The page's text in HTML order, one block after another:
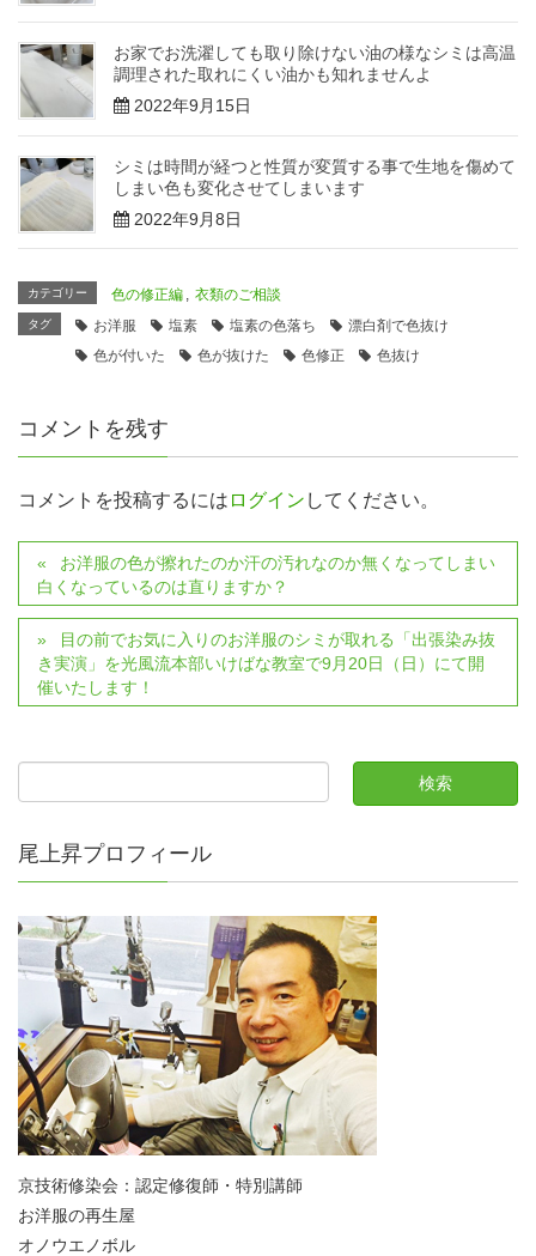
お家でお洗濯しても取り除けない油の様なシミは高温
調理された取れにくい油かも知れませんよ
2022年9月15日
シミは時間が経つと性質が変質する事で生地を傷めて
しまい色も変化させてしまいます
2022年9月8日
カテゴリー 色の修正編 , 衣類のご相談
タグ お洋服 塩素 塩素の色落ち
漂白剤で色抜け
色が付いた
色が抜けた 色修正 色抜け
コメントを残す
コメントを投稿するには ログイン してください。
お洋服の色が擦れたのか汗の汚れなのか無くなってしまい
白くなっているのは直りますか？
目の前でお気に入りのお洋服のシミが取れる「出張染み抜
き実演」を光風流本部いけばな教室で9月20日（日）にて開
催いたします！
尾上昇プロフィール
京技術修染会：認定修復師・特別講師
お洋服の再生屋
オノウエノボル